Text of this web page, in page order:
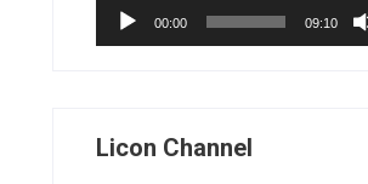
00:00 09:10
Licon Channel